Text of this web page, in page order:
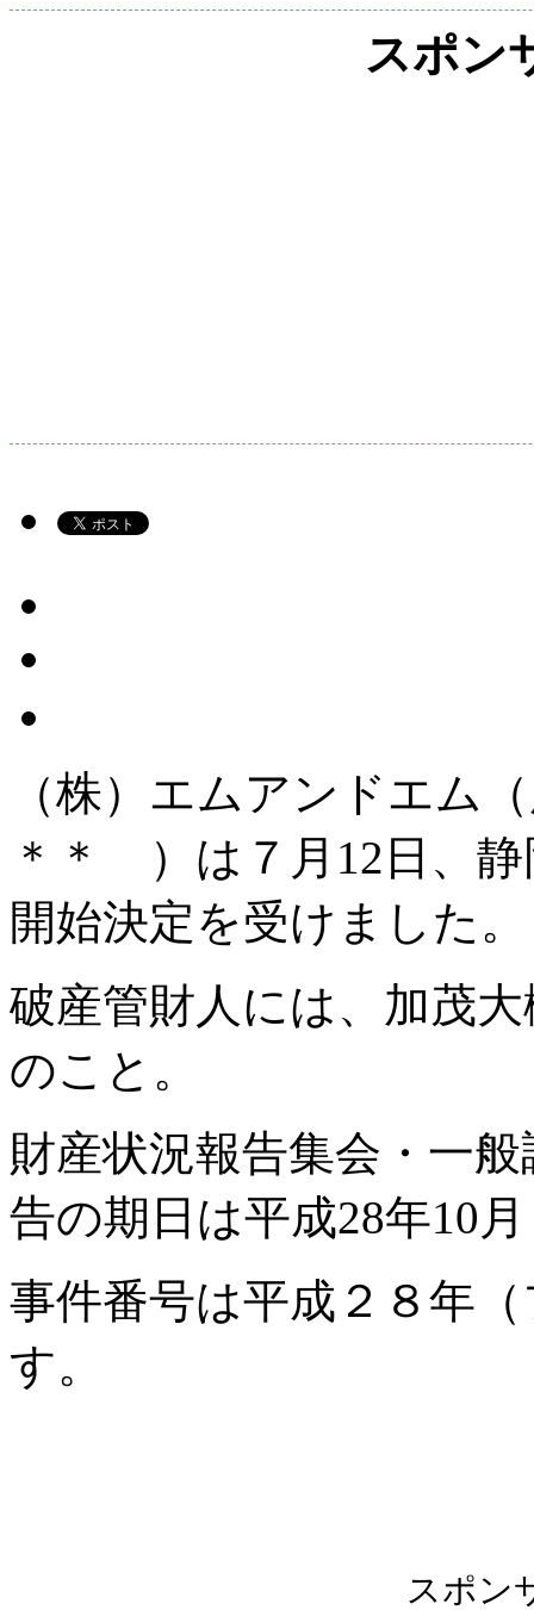
スポン
（株）エムアンドエム
＊＊ ）は７月12日、
開始決定を受けました。
破産管財人には、加茂
のこと。
財産状況報告集会・一
告の期日は平成28年10
事件番号は平成２８年
す。
スポン